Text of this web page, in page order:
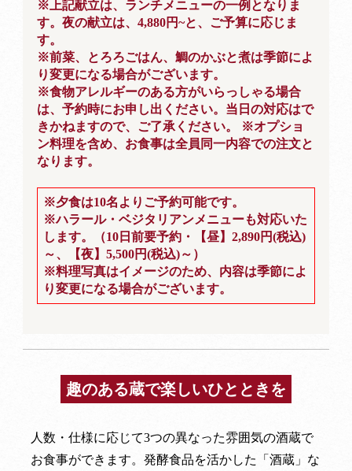
※上記献立は、ランチメニューの一例となりま
す。夜の献立は、4,880円~と、ご予算に応じま
す。
※前菜、とろろごはん、鯛のかぶと煮は季節によ
り変更になる場合がございます。
※食物アレルギーのある方がいらっしゃる場合
は、予約時にお申し出ください。当日の対応はで
きかねますので、ご了承ください。 ※オプショ
ン料理を含め、お食事は全員同一内容での注文と
なります。
※夕食は10名よりご予約可能です。
※ハラール・ベジタリアンメニューも対応いた
します。（10日前要予約・【昼】2,890円(税込)
～、【夜】5,500円(税込)～）
※料理写真はイメージのため、内容は季節によ
り変更になる場合がございます。
趣のある蔵で楽しいひとときを
人数・仕様に応じて3つの異なった雰囲気の酒蔵で
お食事ができます。発酵食品を活かした「酒蔵」な